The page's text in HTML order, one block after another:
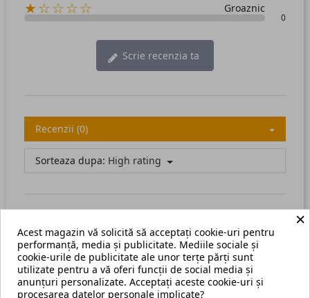
★☆☆☆☆ Groaznic
0
Scrie recenzia ta
Recenzii (0)
Sorteaza dupa: High rating
There are no available reviews.Scrie recenzia ta.
×
Acest magazin vă solicită să acceptați cookie-uri pentru
performanță, media și publicitate. Mediile sociale și
cookie-urile de publicitate ale unor terțe părți sunt
utilizate pentru a vă oferi funcții de social media și
anunțuri personalizate. Acceptați aceste cookie-uri și
procesarea datelor personale implicate?